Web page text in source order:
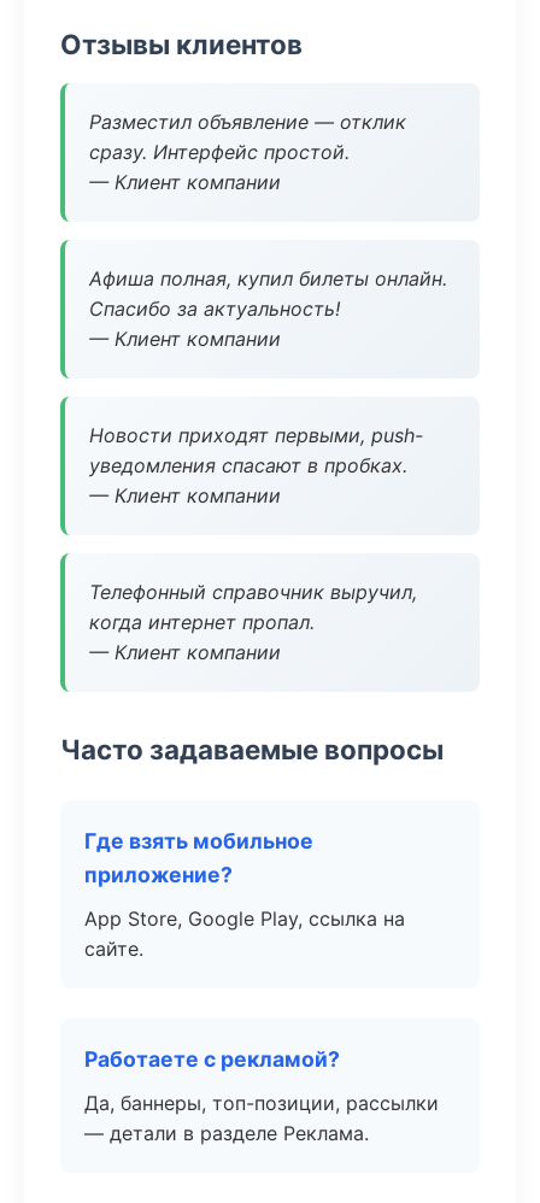
Отзывы клиентов
Разместил объявление — отклик
сразу. Интерфейс простой.
— Клиент компании
Афиша полная, купил билеты онлайн.
Спасибо за актуальность!
— Клиент компании
Новости приходят первыми, push-
уведомления спасают в пробках.
— Клиент компании
Телефонный справочник выручил,
когда интернет пропал.
— Клиент компании
Часто задаваемые вопросы
Где взять мобильное
приложение?
App Store, Google Play, ссылка на
сайте.
Работаете с рекламой?
Да, баннеры, топ-позиции, рассылки
— детали в разделе Реклама.